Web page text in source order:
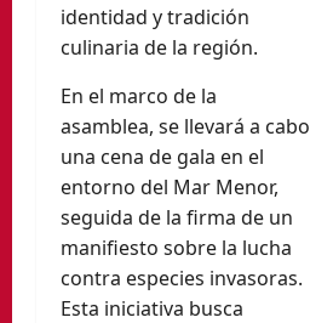
identidad y tradición
culinaria de la región.
En el marco de la
asamblea, se llevará a cabo
una cena de gala en el
entorno del Mar Menor,
seguida de la firma de un
manifiesto sobre la lucha
contra especies invasoras.
Esta iniciativa busca